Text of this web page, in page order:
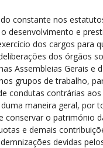
constante nos
desenvolvimento e
dos cargos para
dos órgãos
Assembleias Gerais e
grupos de trabalho,
condutas contrárias
maneira geral, por
conservar o património
e demais
devidas